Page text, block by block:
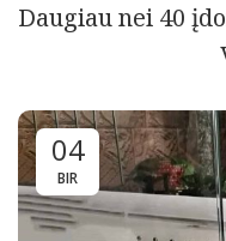
Daugiau nei 40
04
BIR